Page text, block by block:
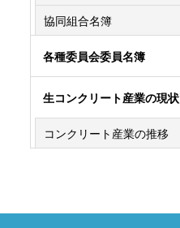
協同組合名簿
各種委員会委員名簿
生コンクリート産業の現状
コンクリート産業の推移